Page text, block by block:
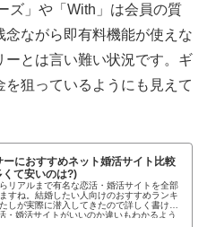
ズ」や「With」は会員の質
ながら即有料機能が使えな
ーとは言い難い状況です。ギ
狙っているようにも見えて
ーにおすすめネット婚活サイト比較
て安いのは?)
リアルまで有名な恋活・婚活サイトを全部
すね。結婚したい人向けのおすすめランキ
しが実際に潜入してきたので詳しく書けま